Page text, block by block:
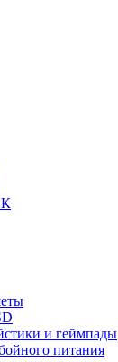
и геймпады
питания